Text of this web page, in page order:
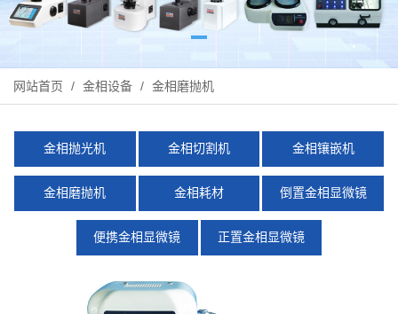
网站首页 / 金相设备 / 金相磨抛机
金相抛光机 金相切割机 金相镶嵌机
金相磨抛机 金相耗材 倒置金相显微镜
便携金相显微镜 正置金相显微镜